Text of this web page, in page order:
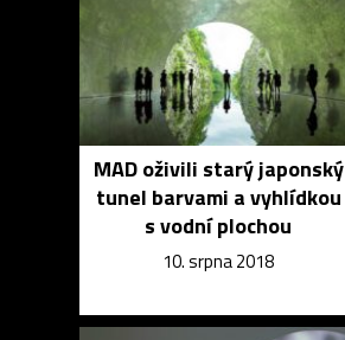
MAD oživili starý japonský
tunel barvami a vyhlídkou
s vodní plochou
10. srpna 2018